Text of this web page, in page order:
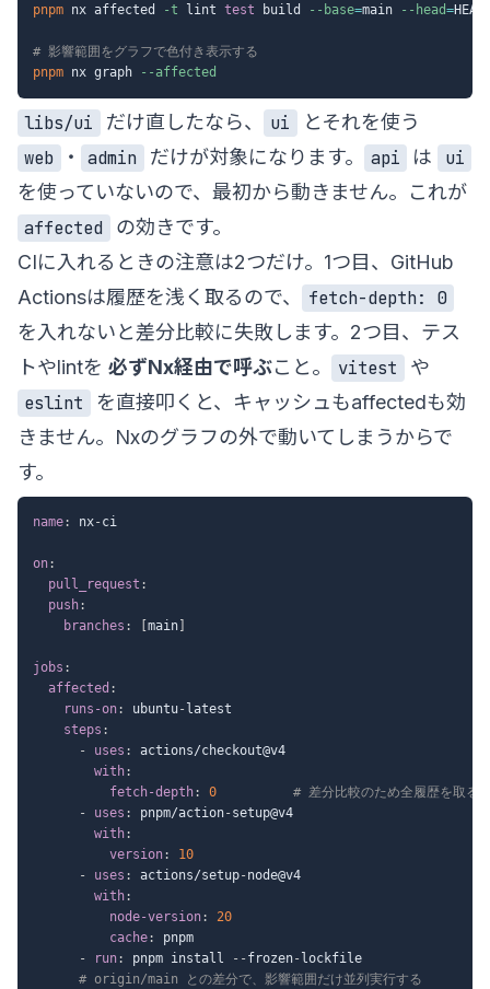
pnpm nx affected -t lint test build --base=main --head=HEAD
# 影響範囲をグラフで色付き表示する
pnpm nx graph --affected
libs/ui だけ直したなら、 ui
とそれを使う
web
・ admin だけが対象になります。 api は
ui
を使っていないので、最初から動きません。これが
affected
の効きです。
CIに入れるときの注意は2つだけ。1つ目、GitHub
Actionsは履歴を浅く取るので、
fetch-depth: 0
を入れないと差分比較に失敗します。2つ目、テス
トやlintを 必ずNx経由で呼ぶこと。 vitest
や
eslint
を直接叩くと、キャッシュもaffectedも効
きません。Nxのグラフの外で動いてしまうからで
す。
name: nx-ci
on:
pull_request :
push:
branches : main
jobs :
affected :
runs-on: ubuntu- latest
steps :
-
uses :
actions/checkout@v4
with:
fetch-depth: 0
# 差分比較のため全履歴を取る
-
uses : pnpm/action-setup@v4
with:
version:
10
-
uses : actions/setup-node@v4
with:
node-version:
20
cache:
pnpm
-
run: pnpm install - -frozen- lockfile
# origin/main との差分で、影響範囲だけ並列実行する